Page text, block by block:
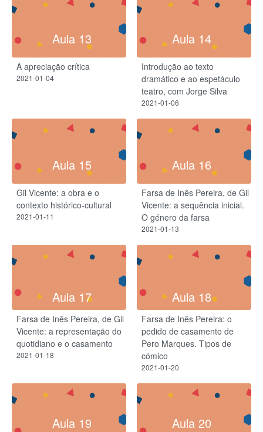
Aula 13
A apreciação crítica
2021-01-04
Aula 14
Introdução ao texto
dramático e ao espetáculo
teatro, com Jorge Silva
2021-01-06
Aula 15
Gil Vicente: a obra e o
contexto histórico-cultural
2021-01-11
Aula 16
Farsa de Inês Pereira, de Gil
Vicente: a sequência inicial.
O género da farsa
2021-01-13
Aula 17
Farsa de Inês Pereira, de Gil
Vicente: a representação do
quotidiano e o casamento
2021-01-18
Aula 18
Farsa de Inês Pereira: o
pedido de casamento de
Pero Marques. Tipos de
cómico
2021-01-20
Aula 19 Aula 20